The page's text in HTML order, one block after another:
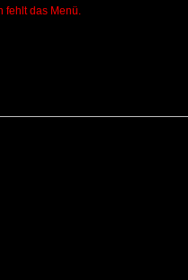
fehlt das Menü.